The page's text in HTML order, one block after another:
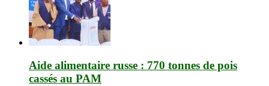
Aide alimentaire russe : 770 tonnes de pois
cassés au PAM